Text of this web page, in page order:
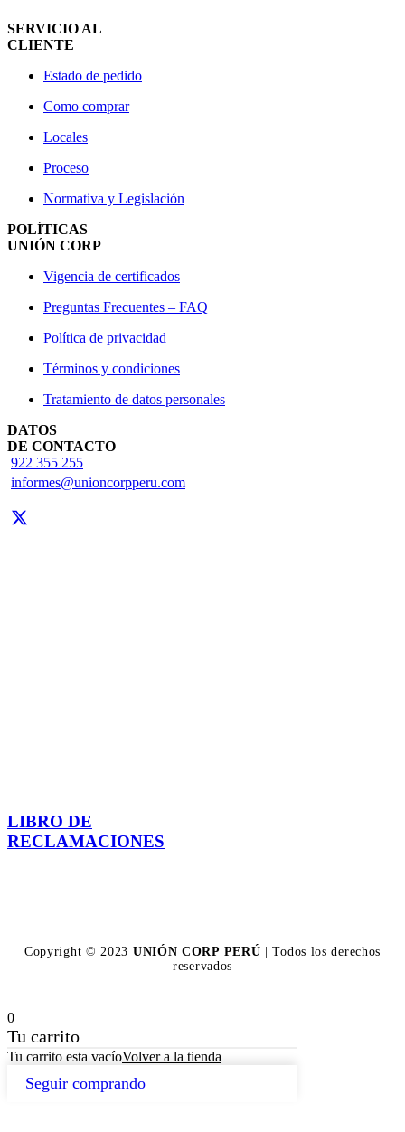
SERVICIO AL
CLIENTE
Estado de pedido
Como comprar
Locales
Proceso
Normativa y Legislación
POLÍTICAS
UNIÓN CORP
Vigencia de certificados
Preguntas Frecuentes – FAQ
Política de privacidad
Términos y condiciones
Tratamiento de datos personales
DATOS
DE CONTACTO
922 355 255
informes@unioncorpperu.com
LIBRO DE
RECLAMACIONES
Copyright © 2023 UNIÓN CORP PERÚ | Todos los derechos
reservados
0
Tu carrito
Tu carrito esta vacíoVolver a la tienda
Seguir comprando